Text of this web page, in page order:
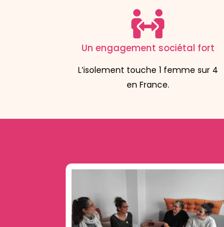
Un engagement sociétal fort
L’isolement touche 1 femme sur 4
en France.